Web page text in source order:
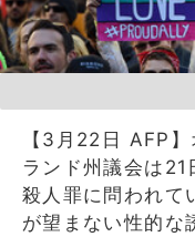
【3月22日 AFP
ランド州議会は21
殺人罪に問われて
が望まない性的な